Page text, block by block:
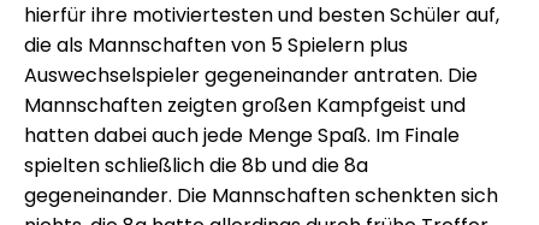
hierfür ihre motiviertesten und besten Schüler auf,
die als Mannschaften von 5 Spielern plus
Auswechselspieler gegeneinander antraten. Die
Mannschaften zeigten großen Kampfgeist und
hatten dabei auch jede Menge Spaß. Im Finale
spielten schließlich die 8b und die 8a
gegeneinander. Die Mannschaften schenkten sich